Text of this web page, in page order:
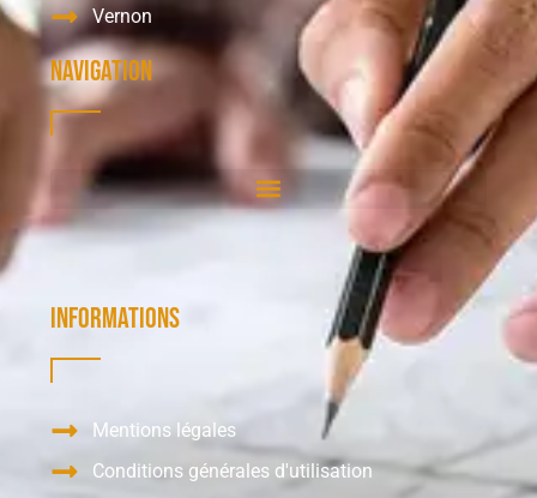
Vernon
Navigation
Informations
Mentions légales
Conditions générales d'utilisation